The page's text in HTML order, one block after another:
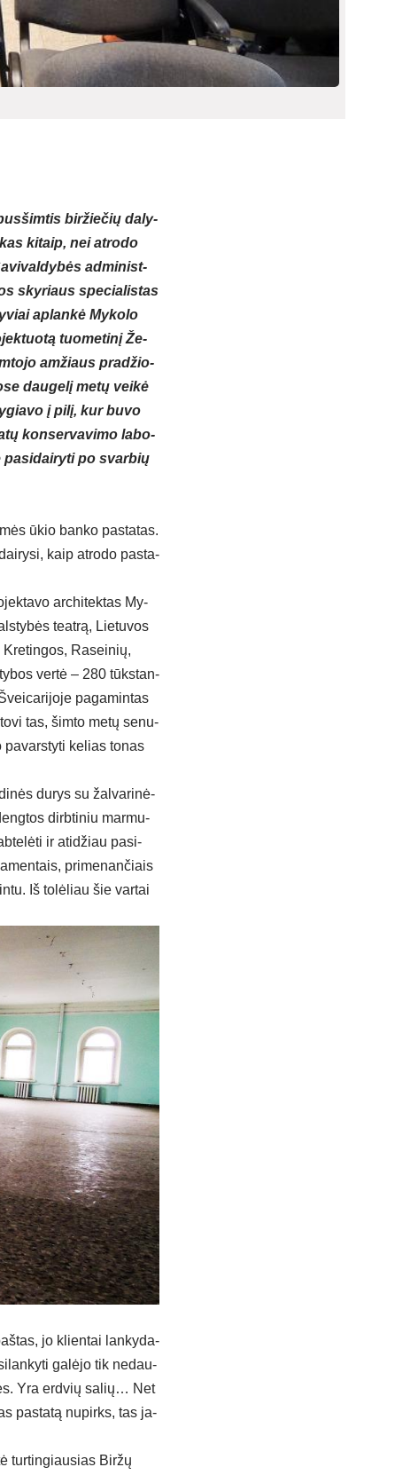
bir­žie­čių da­ly­
ki­taip, nei at­ro­do
ad­mi­nist­
sky­riaus spe­cia­lis­tas
ap­lan­kė My­ko­lo
tuo­me­ti­nį Že­
am­žiaus pra­džio­
dau­ge­lį me­tų vei­kė
į pi­lį, kur bu­vo
kon­ser­va­vi­mo la­bo­
pa­si­dai­ry­ti po svar­bių
ūkio ban­ko pa­sta­tas.
kaip at­ro­do pa­sta­
ar­chi­tek­tas My­
teat­rą, Lie­tu­vos
Ra­sei­nių,
ver­tė – 280 tūks­tan­
pa­ga­min­tas
tas, šim­to me­tų se­nu­
ke­lias to­nas
du­rys su žal­va­ri­nė­
dirb­ti­niu mar­mu­
ir ati­džiau pa­si­
pri­me­nan­čiais
Iš to­lė­liau šie var­tai
jo klien­tai lan­ky­da­
ga­lė­jo tik ne­dau­
Yra erd­vių sa­lių… Net
pa­sta­tą nu­pirks, tas ja­
tur­tin­giau­sias Bir­žų